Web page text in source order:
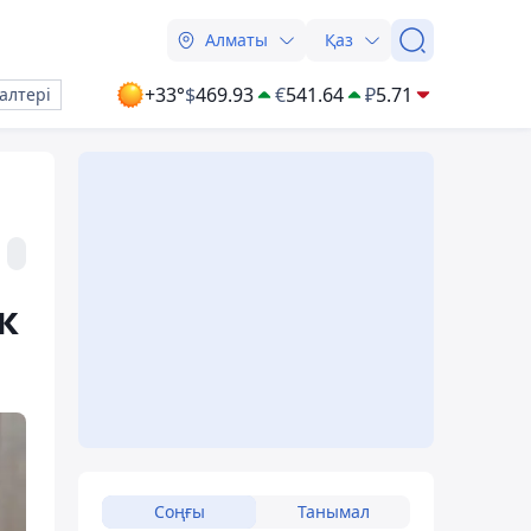
Алматы Қаз
+33°$469.93 €541.64 ₽5.71
Соңғы Танымал